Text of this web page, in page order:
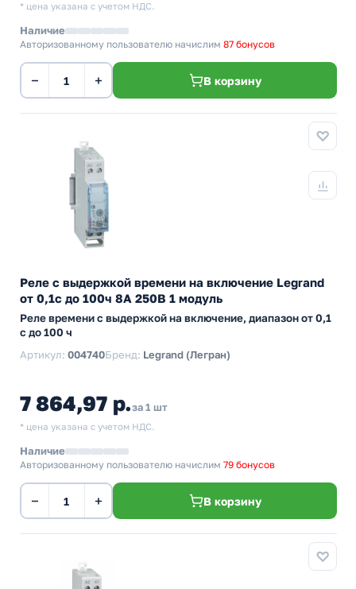
* цена указана с учетом НДС.
Наличие
Авторизованному пользователю начислим 87 бонусов
− + В корзину
Реле с выдержкой времени на включение Legrand
от 0,1с до 100ч 8А 250В 1 модуль
Реле времени с выдержкой на включение, диапазон от 0,1
с до 100 ч
Артикул: 004740Бренд: Legrand (Легран)
7 864,97 р.за 1 шт
* цена указана с учетом НДС.
Наличие
Авторизованному пользователю начислим 79 бонусов
− + В корзину